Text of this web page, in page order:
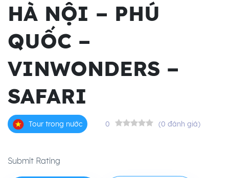
HÀ NỘI – PHÚ
QUỐC –
VINWONDERS –
SAFARI
Tour trong nước 0 (0 đánh giá)
Submit Rating